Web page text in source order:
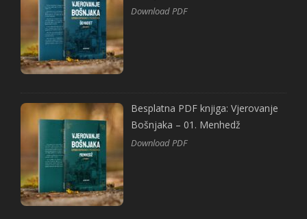
Download PDF
Besplatna PDF knjiga: Vjerovanje
Bošnjaka – 01. Menhedž
Download PDF